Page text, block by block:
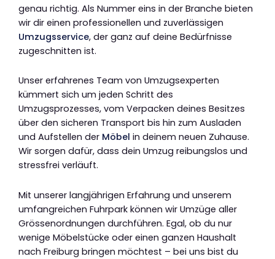
genau richtig. Als Nummer eins in der Branche bieten
wir dir einen professionellen und zuverlässigen
Umzugsservice, der ganz auf deine Bedürfnisse
zugeschnitten ist.
Unser erfahrenes Team von Umzugsexperten
kümmert sich um jeden Schritt des
Umzugsprozesses, vom Verpacken deines Besitzes
über den sicheren Transport bis hin zum Ausladen
und Aufstellen der Möbel in deinem neuen Zuhause.
Wir sorgen dafür, dass dein Umzug reibungslos und
stressfrei verläuft.
Mit unserer langjährigen Erfahrung und unserem
umfangreichen Fuhrpark können wir Umzüge aller
Grössenordnungen durchführen. Egal, ob du nur
wenige Möbelstücke oder einen ganzen Haushalt
nach Freiburg bringen möchtest – bei uns bist du